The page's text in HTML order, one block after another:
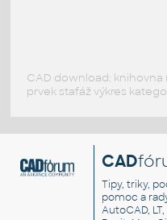
CAD download:
prvek stafáž výkres
CAD
Tipy, triky,
pomoc a
AutoCAD,